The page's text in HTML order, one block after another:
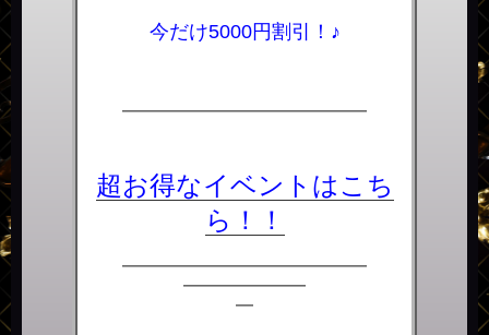
今だけ5000円割引！♪
――――――――――――――
超お得なイベントはこち
ら！！
――――――――――――――
―――――――
―